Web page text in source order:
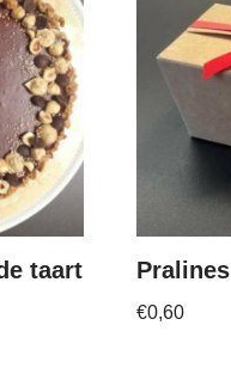
taart Pralines
€0,60